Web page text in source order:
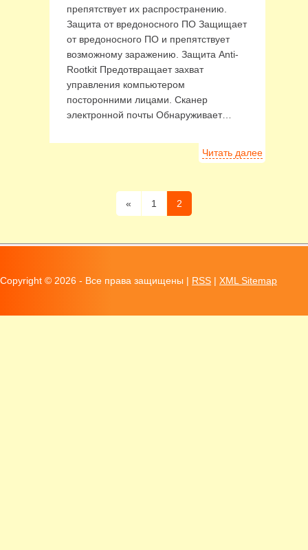
препятствует их распространению.
Защита от вредоносного ПО Защищает
от вредоносного ПО и препятствует
возможному заражению. Защита Anti-
Rootkit Предотвращает захват
управления компьютером
посторонними лицами. Сканер
электронной почты Обнаруживает…
Читать далее
« 1 2
Copyright © 2026 - Все права защищены | RSS | XML Sitemap